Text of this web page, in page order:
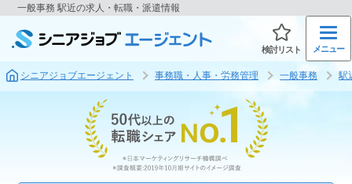
一般事務 駅近の求人・転職・派遣情報
検討リスト メニュー
シニアジョブエージェント 事務職・人事・労務管理 一般事務 駅